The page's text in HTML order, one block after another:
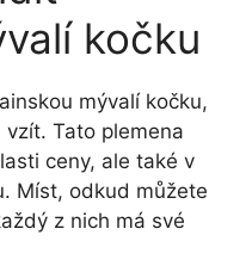
kočku
mývalí kočku,
Tato plemena
ceny, ale také v
Míst, odkud můžete
z nich má své